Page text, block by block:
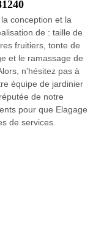
conception et la
de : taille de
fruitiers, tonte de
et le ramassage de
n'hésitez pas à
équipe de jardinier
de notre
pour que Elagage
de services.